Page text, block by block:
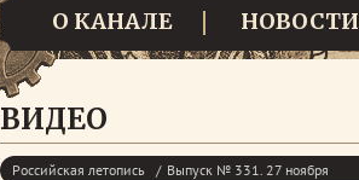
О КАНАЛЕ НОВОСТИ
ВИДЕО
Российская летопись Выпуск № 331. 27 ноября